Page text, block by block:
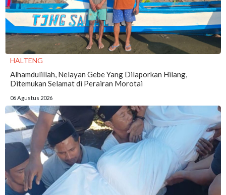
HALTENG
Alhamdulillah, Nelayan Gebe Yang Dilaporkan Hilang,
Ditemukan Selamat di Perairan Morotai
06 Agustus 2026